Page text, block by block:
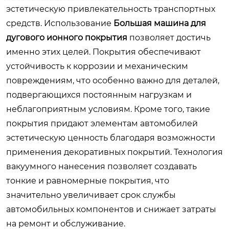
эстетическую привлекательность транспортных
средств. Использование Большая машина для
дугового ионного покрытия позволяет достичь
именно этих целей. Покрытия обеспечивают
устойчивость к коррозии и механическим
повреждениям, что особенно важно для деталей,
подвергающихся постоянным нагрузкам и
неблагоприятным условиям. Кроме того, такие
покрытия придают элементам автомобилей
эстетическую ценность благодаря возможности
применения декоративных покрытий. Технология
вакуумного нанесения позволяет создавать
тонкие и равномерные покрытия, что
значительно увеличивает срок службы
автомобильных компонентов и снижает затраты
на ремонт и обслуживание.